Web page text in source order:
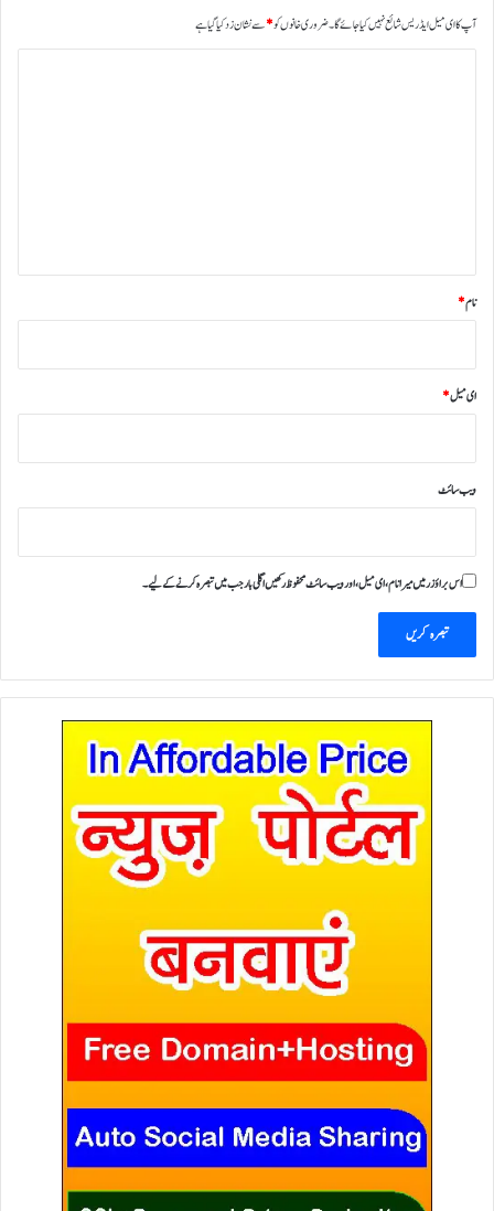
آپ کا ای میل ایڈریس شائع نہیں کیا جائے گا۔ضروری خانوں کو*سے نشان زد کیا گیا ہے
نام*
ای میل*
ویب‌ سائٹ
اس براؤزر میں میرا نام، ای میل، اور ویب سائٹ محفوظ رکھیں اگلی بار جب میں تبصرہ کرنے کےلیے۔